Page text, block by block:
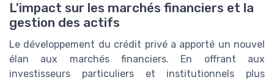
L'impact sur les marchés financiers et la
gestion des actifs
Le développement du crédit privé a apporté un nouvel
élan aux marchés financiers. En offrant aux
investisseurs particuliers et institutionnels plus